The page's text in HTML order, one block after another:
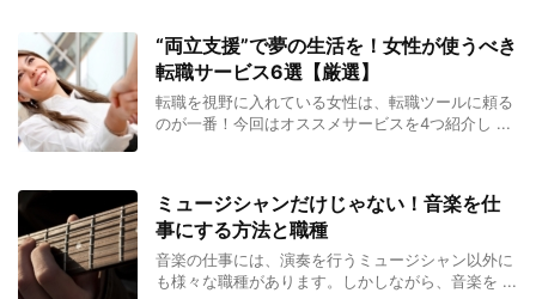
“両立支援”で夢の生活を！女性が使うべき
転職サービス6選【厳選】
転職を視野に入れている女性は、転職ツールに頼る
のが一番！今回はオススメサービスを4つ紹介し ...
ミュージシャンだけじゃない！音楽を仕
事にする方法と職種
音楽の仕事には、演奏を行うミュージシャン以外に
も様々な職種があります。しかしながら、音楽を ...